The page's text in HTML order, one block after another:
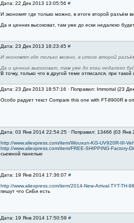
Дата: 22 Дек 2013 13:05:56 #
И экономят где только можно, в итоге второй разъём
Да и ценник высоковат, там уже до ески недалеко
Дата: 23 Дек 2013 18:23:45 #
И экономят где только можно, в итоге второй
Да и ценник высоковат, там уже до ески недалеко
В точку, только что в другой теме отписался, при
Дата: 23 Дек 2013 18:57:16 · Поправил: Immortal (23
Особо радует текст Compare this one with FT-8900R в
Дата: 03 Янв 2014 22:54:25 · Поправил: 13466 (03
http://www.aliexpress.com/item/Wouxun-KG-UV920R-III-
http://www.aliexpress.com/item/FREE-SHIPPING-Factory-
сьемной панелью
Дата: 19 Янв 2014 17:36:07 #
http://www.aliexpress.com/item/2014-New-Arrival-TYT-
пишут что СиБи есть
Дата: 19 Янв 2014 17:50:59 #